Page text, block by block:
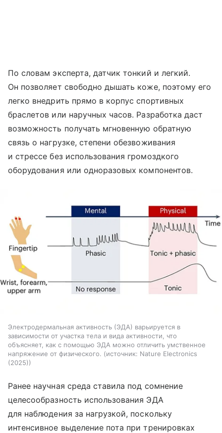
По словам эксперта, датчик тонкий и легкий.
Он позволяет свободно дышать коже, поэтому его
легко внедрить прямо в корпус спортивных
браслетов или наручных часов. Разработка даст
возможность получать мгновенную обратную
связь о нагрузке, степени обезвоживания
и стрессе без использования громоздкого
оборудования или одноразовых компонентов.
Электродермальная активность (ЭДА) варьируется в
зависимости от участка тела и вида активности, что
объясняет, как с помощью ЭДА можно отличить умственное
напряжение от физического.
источник: Nature Electronics
(2025)
Ранее научная среда ставила под сомнение
целесообразность использования ЭДА
для наблюдения за нагрузкой, поскольку
интенсивное выделение пота при тренировках